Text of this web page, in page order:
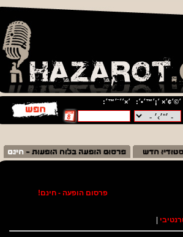
׳×׳׳¨׳™׳: ׳©׳¢׳× ׳¡׳™׳•׳:
שלכם כאן! פרסום הופעה - חינם!